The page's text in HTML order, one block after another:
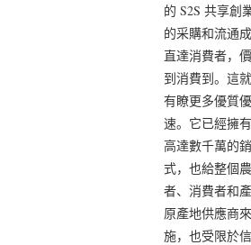
的 S2S 共享創
的采購和流通
直達消費者，
到消費到。這
有瞭更多優質
速。它已經擁
高達數千萬的
式，也給整個
者、消費者和
原產地供應商
施，也受限於